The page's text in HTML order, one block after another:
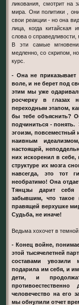
ликования, смотрит на
мира. Они пoлитики ,
свои реакции - но она
лица, когда китайская
слова о справедливости,
В эти самые
медленно, со скрипом,
курс.
- Она не приказывает
воле, и не берет под
этим мы уже
росчерку в
переходным этапом,
бы тебе объяснить?
подчиниться - понять.
эгоизм, повсеместный
наивным
настоящей,
них искоренил в себе,
структуре их мозга
навсегда, это тот
необратимо! Она
Тянцзы дарит себя
забывшим, что такое
правящей верхушке
Судьба, не иначе!
Ведьма хохочет в
- Конец войне,
этой тысячелетней
составами
подарила им себя, и
дети, и
человечество на его
мы обнулили отчет